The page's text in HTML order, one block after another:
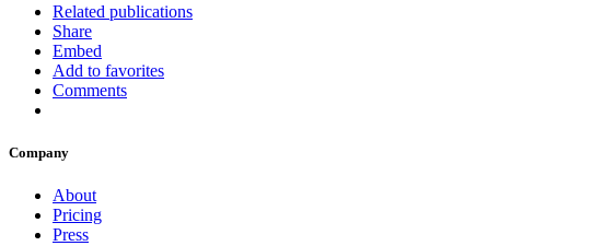
Related publications
Share
Embed
Add to favorites
Comments
Company
About
Pricing
Press